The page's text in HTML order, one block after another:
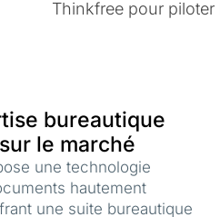
Thinkfree pour
bureautique
le marché
une technologie
hautement
une suite bureautique